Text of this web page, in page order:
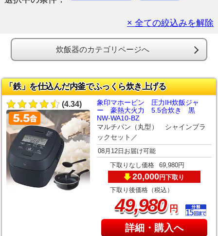
× 全ての絞込みを解除
炊飯器のカテゴリページへ
「鉄」を仕込んだ内釜でふっくら炊き上げる
(4.34)
象印マホービン 圧力IH炊飯ジャ
ー 豪熱大火力 5.5合炊き 黒
NW-WA10-BZ
マルチパン（丸型） シャインブラ
ックセット／
08月12日お届け可能
下取りなし価格 69,980円
20,000円下取り
下取り後価格（税込）
49,980円
詳細・購入へ